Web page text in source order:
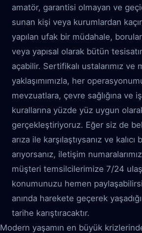
amatör, garantisi olmayan ve
sunan kişi veya kurumlardan
yapılan ufak bir müdahale,
veya yapısal olarak bütün
açabilir. Sertifikalı ustalarımız ve
yaklaşımımızla, her
mevzuatlara, çevre sağlığına ve
kurallarına yüzde yüz uygun
gerçekleştiriyoruz. Eğer siz de
arıza ile karşılaştıysanız ve
arıyorsanız, iletişim
müşteri temsilcilerimize 7/24
konumunuzu hemen
anında harekete geçerek
tarihe karıştıracaktır.
Modern yaşamın en büyük